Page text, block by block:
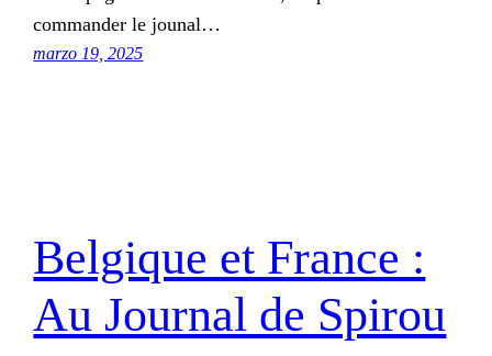
commander le jounal…
marzo 19, 2025
Belgique et France :
Au Journal de Spirou